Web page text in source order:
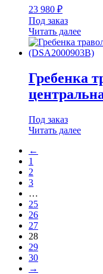
23 980 ₽
Под заказ
Читать далее
Гребенка
Под заказ
Читать далее
←
1
2
3
…
25
26
27
28
29
30
→